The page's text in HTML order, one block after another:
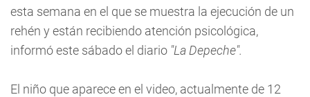
esta semana en el que se muestra la ejecución de un
rehén y están recibiendo atención psicológica,
informó este sábado el diario "La Depeche".
El niño que aparece en el video, actualmente de 12